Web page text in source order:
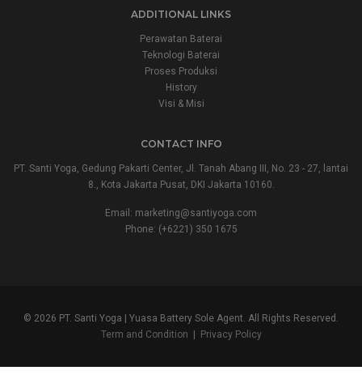
ADDITIONAL LINKS
Perawatan Baterai
Teknologi Baterai
Proses Produksi
History
Visi & Misi
CONTACT INFO
PT. Santi Yoga, Gedung Pakarti Center, Jl. Tanah Abang III, No. 23 - 27, lantai
8., Kota Jakarta Pusat, DKI Jakarta 10160.
Email: marketing@santiyoga.com
Phone: (+6221) 350 1675
© 2026 PT. Santi Yoga | Yuasa Battery Sole Agent. All Rights Reserved.
Term and Condition
Privacy Policy